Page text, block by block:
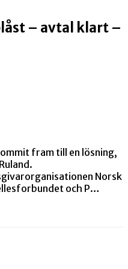
– avtal klart –
fram till en lösning,
Norsk
och P…